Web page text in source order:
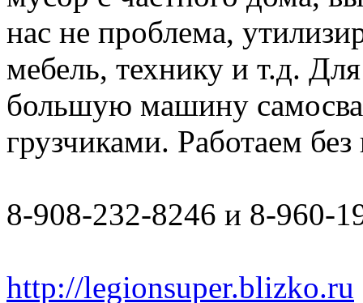
нас не проблема,
мебель, технику и т.д.
большую машину
грузчиками. Работаем
8-908-232-8246 и 8-960-
http://legionsuper.blizko.ru